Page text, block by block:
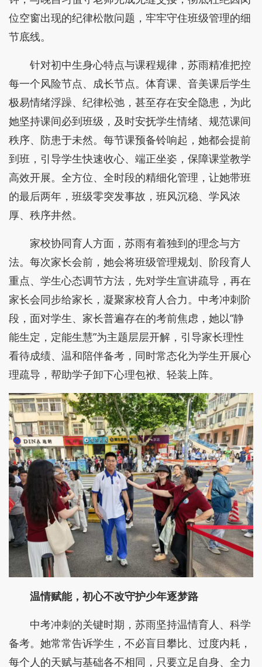
位空窗出现的纪律松散问题，牢牢守住班级管理的细
节底线。
针对初中生身心特点与课程规律，苏雨精准把控
每一个风险节点、成长节点。体育课、音美课后学生
极易情绪浮躁、纪律松弛，甚至存在安全隐患，为此
她坚持课间必到班级，及时安抚学生情绪、规范课间
秩序、防患于未然。每节课预备铃响起，她都会提前
到班，引导学生快速收心、端正坐姿，保障课堂教学
高效开展。全方位、全时段的精细化管理，让她带班
的最后两年，班级零突发事故，班风沉稳、学风浓
厚、秩序井然。
家校协同育人方面，苏雨有着独到的理念与方
法。每次家长会前，她会将班级管理规划、阶段育人
重点、学生心态调节方法，先对学生宣讲疏导，再在
家长会同步给家长，凝聚家校育人合力。中考冲刺阶
段，面对学生、家长普遍存在的考前焦虑，她以“静
能生定，定能生慧”为主题层层开解，引导家长理性
看待成绩、温和陪伴备考，同时常态化为学生开展心
理疏导，帮助学子卸下心理包袱、轻装上阵。
温情赋能，初心不改守护少年逐梦路
中考冲刺的关键时期，苏雨坚持温情育人、科学
备考。她常常告诉学生，不必盲目攀比、过度内耗，
每个人的天赋与基础各不相同，只要立足自身、全力